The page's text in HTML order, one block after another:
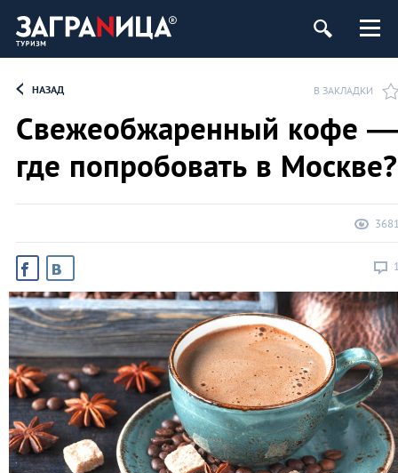
НАЗАД В ЗАКЛАДКИ
Свежеобжаренный кофе —
где попробовать в Москве?